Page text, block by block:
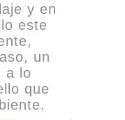
y en
este
un
a lo
que